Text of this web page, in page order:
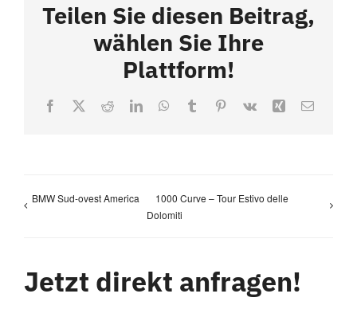
Teilen Sie diesen Beitrag,
wählen Sie Ihre
Plattform!
Facebook
X RedditLinkedInWhatsApp
TumblrPinterest
Vk Xing Email
BMW Sud-ovest America
1000 Curve – Tour Estivo delle
Dolomiti
Jetzt direkt anfragen!